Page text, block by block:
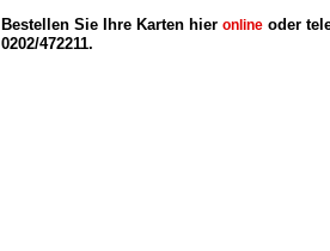
Bestellen Sie Ihre Karten hier online oder
0202/472211.